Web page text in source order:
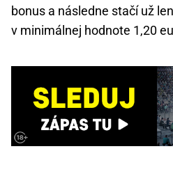
bonus a následne stačí už
v minimálnej hodnote 1,20